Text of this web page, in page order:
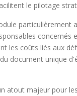
le pilotage
les coûts liés aux
document unique
atout majeur pour